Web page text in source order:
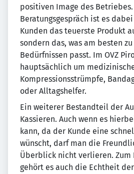
positiven Image des
Beratungsgespräch ist es
Kunden das teuerste Produkt
sondern das, was am besten
Bedürfnissen passt. Im OVZ
hauptsächlich um
Kompressionsstrümpfe,
oder Alltagshelfer.
Ein weiterer Bestandteil der
Kassieren. Auch wenn es
kann, da der Kunde eine
wünscht, darf man die
Überblick nicht verlieren. Zum
gehört es auch die Echtheit